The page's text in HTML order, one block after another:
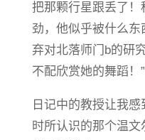
把那颗行星跟丢了
劲，他似乎被什么
弃对北落师门b的研
不配欣赏她的舞蹈！”
日记中的教授让我
时所认识的那个温